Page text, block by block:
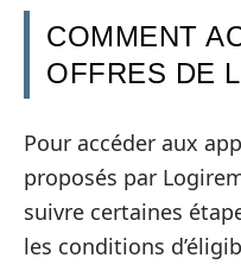
COMMENT
OFFRES DE
Pour accéder aux
proposés par
suivre certaines
les conditions